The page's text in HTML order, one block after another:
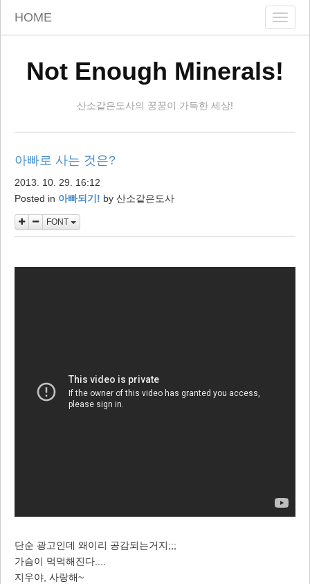
content
Toggle
HOME
Not Enough Minerals!
산소같은도사의 꿍꿍이 가득한 세상!
아빠로 사는 것은?
2013. 10. 29. 16:12
Posted in 아빠되기! by 산소같은도사
FONT
단순 광고인데 왜이리 공감되는거지;;;
가슴이 먹먹해진다....
지우야, 사랑해~